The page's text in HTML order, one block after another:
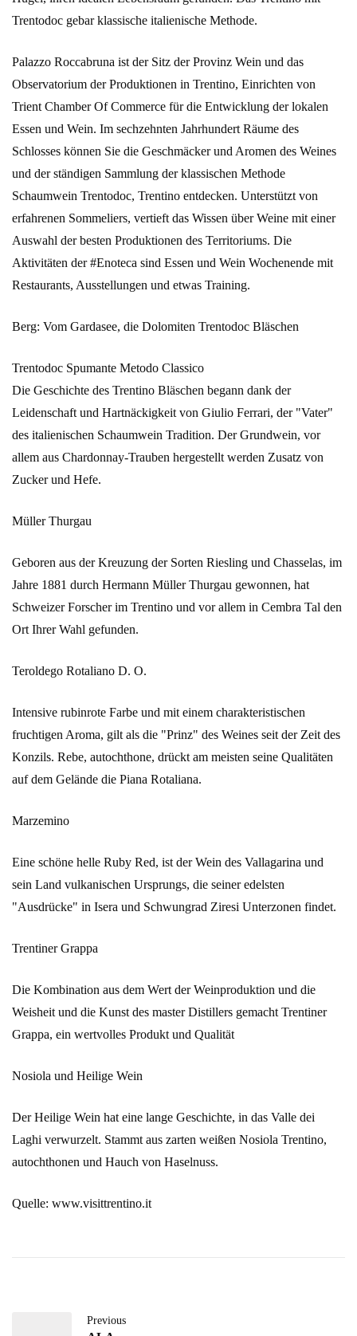
Trentodoc gebar klassische italienische Methode.
Palazzo Roccabruna ist der Sitz der Provinz Wein und das
Observatorium der Produktionen in Trentino, Einrichten von
Trient Chamber Of Commerce für die Entwicklung der lokalen
Essen und Wein. Im sechzehnten Jahrhundert Räume des
Schlosses können Sie die Geschmäcker und Aromen des Weines
und der ständigen Sammlung der klassischen Methode
Schaumwein Trentodoc, Trentino entdecken. Unterstützt von
erfahrenen Sommeliers, vertieft das Wissen über Weine mit einer
Auswahl der besten Produktionen des Territoriums. Die
Aktivitäten der #Enoteca sind Essen und Wein Wochenende mit
Restaurants, Ausstellungen und etwas Training.
Berg: Vom Gardasee, die Dolomiten Trentodoc Bläschen
Trentodoc Spumante Metodo Classico
Die Geschichte des Trentino Bläschen begann dank der
Leidenschaft und Hartnäckigkeit von Giulio Ferrari, der "Vater"
des italienischen Schaumwein Tradition. Der Grundwein, vor
allem aus Chardonnay-Trauben hergestellt werden Zusatz von
Zucker und Hefe.
Müller Thurgau
Geboren aus der Kreuzung der Sorten Riesling und Chasselas, im
Jahre 1881 durch Hermann Müller Thurgau gewonnen, hat
Schweizer Forscher im Trentino und vor allem in Cembra Tal den
Ort Ihrer Wahl gefunden.
Teroldego Rotaliano D. O.
Intensive rubinrote Farbe und mit einem charakteristischen
fruchtigen Aroma, gilt als die "Prinz" des Weines seit der Zeit des
Konzils. Rebe, autochthone, drückt am meisten seine Qualitäten
auf dem Gelände die Piana Rotaliana.
Marzemino
Eine schöne helle Ruby Red, ist der Wein des Vallagarina und
sein Land vulkanischen Ursprungs, die seiner edelsten
"Ausdrücke" in Isera und Schwungrad Ziresi Unterzonen findet.
Trentiner Grappa
Die Kombination aus dem Wert der Weinproduktion und die
Weisheit und die Kunst des master Distillers gemacht Trentiner
Grappa, ein wertvolles Produkt und Qualität
Nosiola und Heilige Wein
Der Heilige Wein hat eine lange Geschichte, in das Valle dei
Laghi verwurzelt. Stammt aus zarten weißen Nosiola Trentino,
autochthonen und Hauch von Haselnuss.
Quelle: www.visittrentino.it
Previous